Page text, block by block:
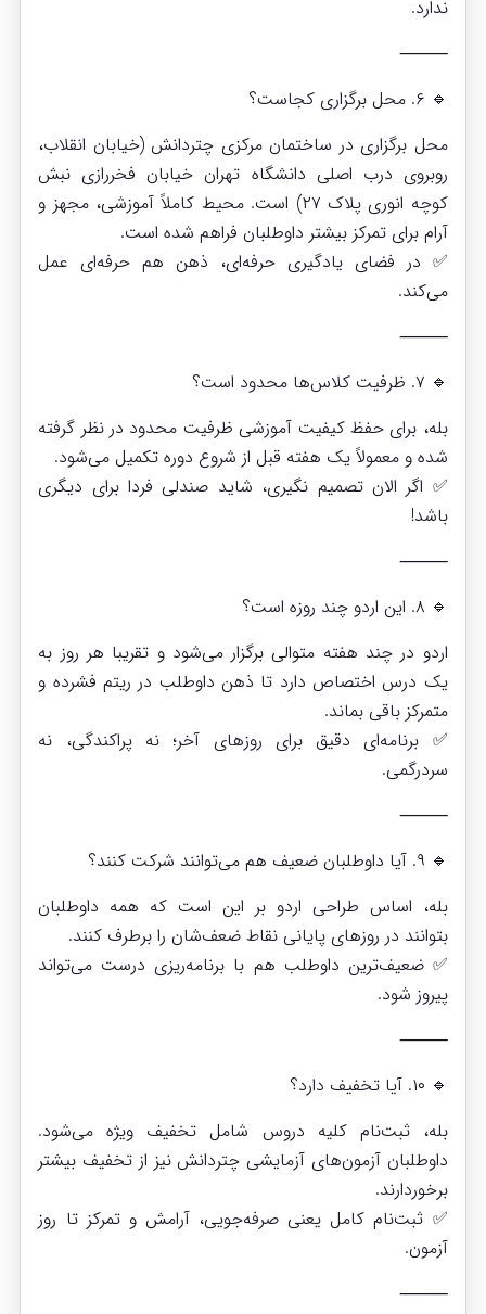
ندارد.
⸻
🔹 ۶. محل برگزاری کجاست؟
محل برگزاری در ساختمان مرکزی چتردانش (خیابان انقلاب،
روبروی درب اصلی دانشگاه تهران خیابان فخررازی نبش
کوچه انوری پلاک ۲۷) است. محیط کاملاً آموزشی، مجهز و
آرام برای تمرکز بیشتر داوطلبان فراهم شده است.
✅ در فضای یادگیری حرفه‌ای، ذهن هم حرفه‌ای عمل
می‌کند.
⸻
🔹 ۷. ظرفیت کلاس‌ها محدود است؟
بله، برای حفظ کیفیت آموزشی ظرفیت محدود در نظر گرفته
شده و معمولاً یک هفته قبل از شروع دوره تکمیل می‌شود.
✅ اگر الان تصمیم نگیری، شاید صندلی فردا برای دیگری
باشد!
⸻
🔹 ۸. این اردو چند روزه است؟
اردو در چند هفته متوالی برگزار می‌شود و تقریبا هر روز به
یک درس اختصاص دارد تا ذهن داوطلب در ریتم فشرده و
متمرکز باقی بماند.
✅ برنامه‌ای دقیق برای روزهای آخر؛ نه پراکندگی، نه
سردرگمی.
⸻
🔹 ۹. آیا داوطلبان ضعیف هم می‌توانند شرکت کنند؟
بله، اساس طراحی اردو بر این است که همه داوطلبان
بتوانند در روزهای پایانی نقاط ضعف‌شان را برطرف کنند.
✅ ضعیف‌ترین داوطلب هم با برنامه‌ریزی درست می‌تواند
پیروز شود.
⸻
🔹 ۱۰. آیا تخفیف دارد؟
بله، ثبت‌نام کلیه دروس شامل تخفیف ویژه می‌شود.
داوطلبان آزمون‌های آزمایشی چتردانش نیز از تخفیف بیشتر
برخوردارند.
✅ ثبت‌نام کامل یعنی صرفه‌جویی، آرامش و تمرکز تا روز
آزمون.
⸻